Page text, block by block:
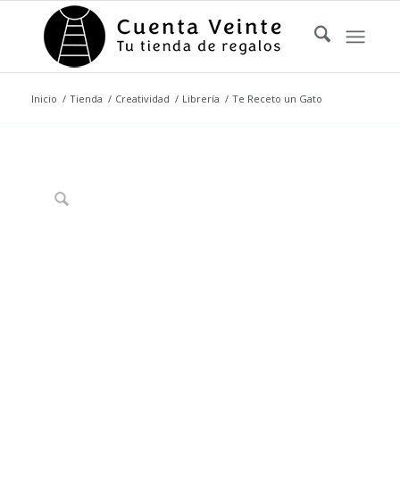
Inicio / Tienda / Creatividad / Librería / Te Receto un Gato